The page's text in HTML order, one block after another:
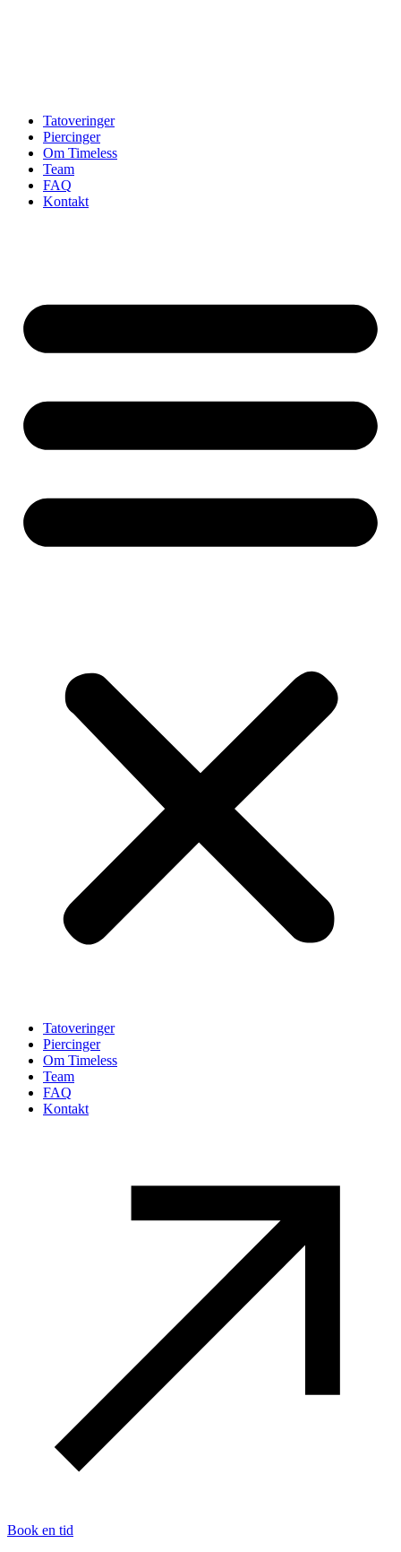
Tatoveringer
Piercinger
Om Timeless
Team
FAQ
Kontakt
Tatoveringer
Piercinger
Om Timeless
Team
FAQ
Kontakt
Book en tid